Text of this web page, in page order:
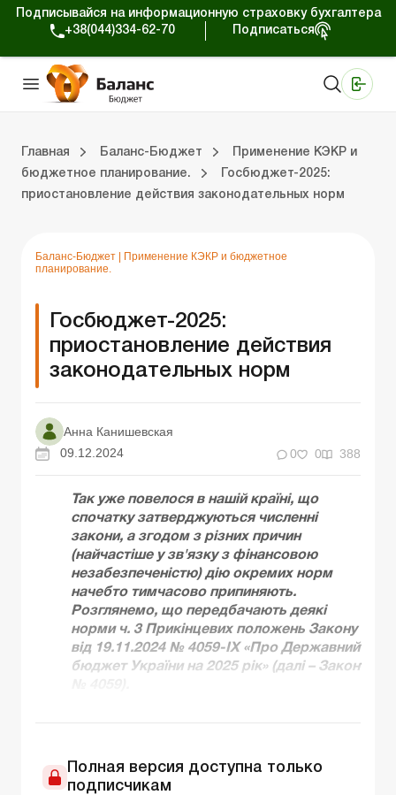
Подписывайся на информационную страховку бухгалтера
+38(044)334-62-70
Подписаться
Главная Баланс-Бюджет
Применение КЭКР и
бюджетное планирование.
Госбюджет-2025:
приостановление действия законодательных норм
Баланс-Бюджет
Применение КЭКР и бюджетное
планирование.
Госбюджет-2025:
приостановление действия
законодательных норм
Анна Канишевская
09.12.2024
0 0 388
Так уже повелося в нашій країні, що
спочатку затверджуються численні
закони, а згодом з різних причин
(найчастіше у зв'язку з фінансовою
незабезпеченістю) дію окремих норм
начебто тимчасово припиняють.
Розглянемо, що передбачають деякі
норми ч. 3 Прикінцевих положень Закону
від 19.11.2024 № 4059-ІХ «Про Державний
бюджет України на 2025 рік» (далі – Закон
Полная версия доступна только
подписчикам